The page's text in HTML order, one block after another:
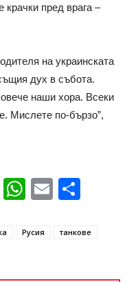
пред врага –
на украинската
дух в събота.
наши хора. Всеки
Мислете по-бързо”,
Pinterest
WhatsApp
Email
Русия
танкове